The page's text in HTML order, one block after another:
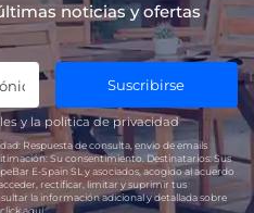
noticias y ofertas
Suscribirse
y lapolítica de privacidad
Respuesta de consulta, envío de emails
Su consentimiento. Destinatarios: Sus
E-Spain SL y asociados, acogido al acuerdo
rectificar, limitar y suprimir tus
la información adicional y detallada sobre
click aquí.